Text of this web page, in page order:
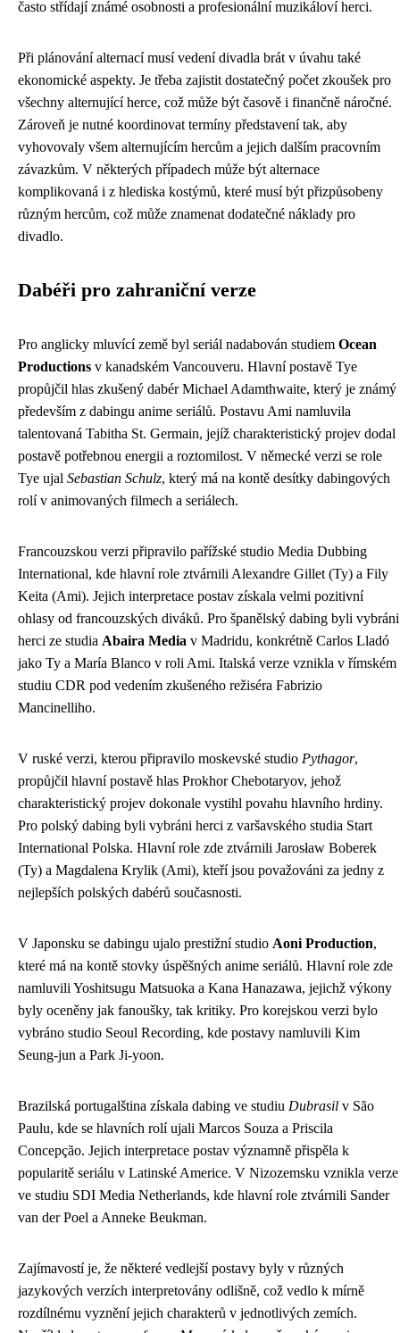
často střídají známé osobnosti a profesionální muzikáloví herci.
Při plánování alternací musí vedení divadla brát v úvahu také
ekonomické aspekty. Je třeba zajistit dostatečný počet zkoušek pro
všechny alternující herce, což může být časově i finančně náročné.
Zároveň je nutné koordinovat termíny představení tak, aby
vyhovovaly všem alternujícím hercům a jejich dalším pracovním
závazkům. V některých případech může být alternace
komplikovaná i z hlediska kostýmů, které musí být přizpůsobeny
různým hercům, což může znamenat dodatečné náklady pro
divadlo.
Dabéři pro zahraniční verze
Pro anglicky mluvící země byl seriál nadabován studiem Ocean
Productions v kanadském Vancouveru. Hlavní postavě Tye
propůjčil hlas zkušený dabér Michael Adamthwaite, který je známý
především z dabingu anime seriálů. Postavu Ami namluvila
talentovaná Tabitha St. Germain, jejíž charakteristický projev dodal
postavě potřebnou energii a roztomilost. V německé verzi se role
Tye ujal Sebastian Schulz, který má na kontě desítky dabingových
rolí v animovaných filmech a seriálech.
Francouzskou verzi připravilo pařížské studio Media Dubbing
International, kde hlavní role ztvárnili Alexandre Gillet (Ty) a Fily
Keita (Ami). Jejich interpretace postav získala velmi pozitivní
ohlasy od francouzských diváků. Pro španělský dabing byli vybráni
herci ze studia Abaira Media v Madridu, konkrétně Carlos Lladó
jako Ty a María Blanco v roli Ami. Italská verze vznikla v římském
studiu CDR pod vedením zkušeného režiséra Fabrizio
Mancinelliho.
V ruské verzi, kterou připravilo moskevské studio Pythagor,
propůjčil hlavní postavě hlas Prokhor Chebotaryov, jehož
charakteristický projev dokonale vystihl povahu hlavního hrdiny.
Pro polský dabing byli vybráni herci z varšavského studia Start
International Polska. Hlavní role zde ztvárnili Jarosław Boberek
(Ty) a Magdalena Krylik (Ami), kteří jsou považováni za jedny z
nejlepších polských dabérů současnosti.
V Japonsku se dabingu ujalo prestižní studio Aoni Production,
které má na kontě stovky úspěšných anime seriálů. Hlavní role zde
namluvili Yoshitsugu Matsuoka a Kana Hanazawa, jejichž výkony
byly oceněny jak fanoušky, tak kritiky. Pro korejskou verzi bylo
vybráno studio Seoul Recording, kde postavy namluvili Kim
Seung-jun a Park Ji-yoon.
Brazilská portugalština získala dabing ve studiu Dubrasil v São
Paulu, kde se hlavních rolí ujali Marcos Souza a Priscila
Concepção. Jejich interpretace postav významně přispěla k
popularitě seriálu v Latinské Americe. V Nizozemsku vznikla verze
ve studiu SDI Media Netherlands, kde hlavní role ztvárnili Sander
van der Poel a Anneke Beukman.
Zajímavostí je, že některé vedlejší postavy byly v různých
jazykových verzích interpretovány odlišně, což vedlo k mírně
rozdílnému vyznění jejich charakterů v jednotlivých zemích.